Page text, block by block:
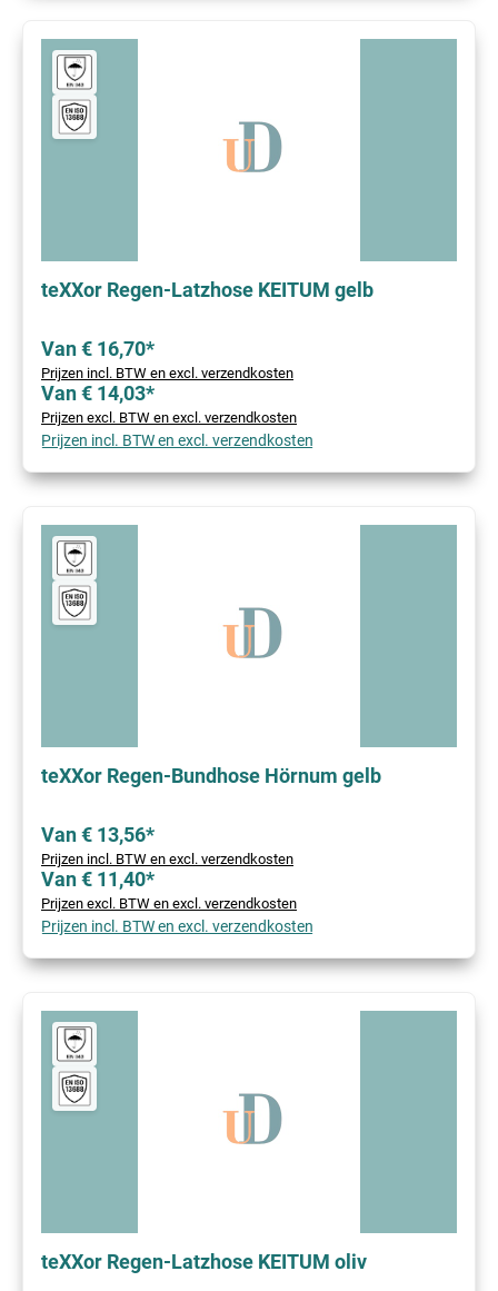
teXXor Regen-Latzhose KEITUM gelb
Van € 16,70*
Prijzen incl. BTW en excl. verzendkosten
Van € 14,03*
Prijzen excl. BTW en excl. verzendkosten
Prijzen incl. BTW en excl. verzendkosten
teXXor Regen-Bundhose Hörnum gelb
Van € 13,56*
Prijzen incl. BTW en excl. verzendkosten
Van € 11,40*
Prijzen excl. BTW en excl. verzendkosten
Prijzen incl. BTW en excl. verzendkosten
teXXor Regen-Latzhose KEITUM oliv